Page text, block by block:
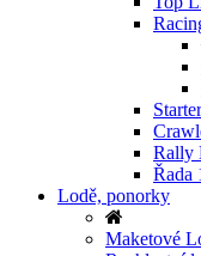
Rally
Řada
Lodě, ponorky
Maketové